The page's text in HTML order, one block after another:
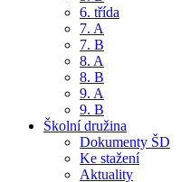
6. třída
7. A
7. B
8. A
8. B
9. A
9. B
Školní družina
Dokumenty ŠD
Ke stažení
Aktuality